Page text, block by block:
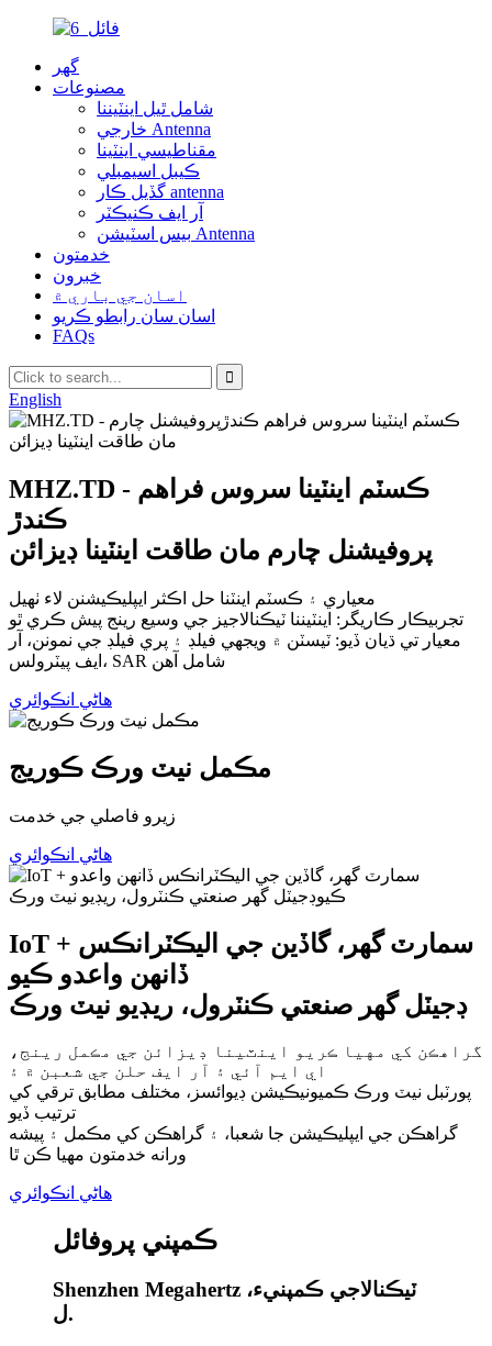
گهر
مصنوعات
شامل ٿيل اينٽيننا
خارجي Antenna
مقناطيسي اينٽينا
ڪيبل اسيمبلي
گڏيل ڪار antenna
آر ايف ڪنيڪٽر
بيس اسٽيشن Antenna
خدمتون
خبرون
اسان جي باري ۾
اسان سان رابطو ڪريو
FAQs
English
MHZ.TD - ڪسٽم اينٽينا سروس فراهم
ڪندڙ
پروفيشنل چارم مان طاقت اينٽينا ڊيزائن
معياري ۽ ڪسٽم اينٽنا حل اڪثر ايپليڪيشنن لاء ٺهيل
تجربيڪار ڪاريگر: اينٽيننا ٽيڪنالاجيز جي وسيع رينج پيش ڪري ٿو
معيار تي ڌيان ڏيو: ٽيسٽن ۾ ويجھي فيلڊ ۽ پري فيلڊ جي نمونن، آر
ايف پيٽرولس، SAR شامل آھن
هاڻي انڪوائري
مڪمل نيٽ ورڪ ڪوريج
زيرو فاصلي جي خدمت
هاڻي انڪوائري
IoT + سمارٽ گهر، گاڏين جي اليڪٽرانڪس
ڏانهن واعدو ڪيو
ڊجيٽل گهر صنعتي ڪنٽرول، ريڊيو نيٽ ورڪ
گراهڪن کي مهيا ڪريو اينٽينا ڊيزائن جي مڪمل رينج،
اي ايم آئي ۽ آر ايف حلن جي شعبن ۾ ۽
پورٽبل نيٽ ورڪ ڪميونيڪيشن ڊيوائسز، مختلف مطابق ترقي کي
ترتيب ڏيو
گراهڪن جي ايپليڪيشن جا شعبا، ۽ گراهڪن کي مڪمل ۽ پيشه
ورانه خدمتون مهيا ڪن ٿا
هاڻي انڪوائري
ڪمپني پروفائل
Shenzhen Megahertz ٽيڪنالاجي ڪمپنيء،
ل.